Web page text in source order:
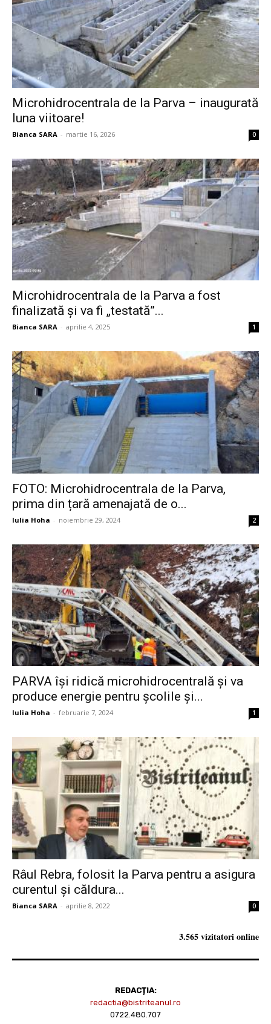
Microhidrocentrala de la Parva – inaugurată
luna viitoare!
Bianca SARA - martie 16, 2026 0
Microhidrocentrala de la Parva a fost
finalizată și va fi „testată”...
Bianca SARA - aprilie 4, 2025 1
FOTO: Microhidrocentrala de la Parva,
prima din țară amenajată de o...
Iulia Hoha - noiembrie 29, 2024 2
PARVA își ridică microhidrocentrală și va
produce energie pentru școlile și...
Iulia Hoha - februarie 7, 2024 1
Râul Rebra, folosit la Parva pentru a asigura
curentul și căldura...
Bianca SARA - aprilie 8, 2022 0
3.565 vizitatori online
REDACȚIA:
redactia@bistriteanul.ro
0722.480.707